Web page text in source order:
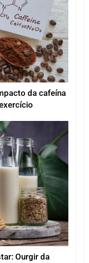
da cafeína
Ourgir da